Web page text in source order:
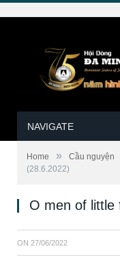
NAVIGATE
Home » Cầu nguyện
(28.6.2022)
O men of little
ON 27/06/2022